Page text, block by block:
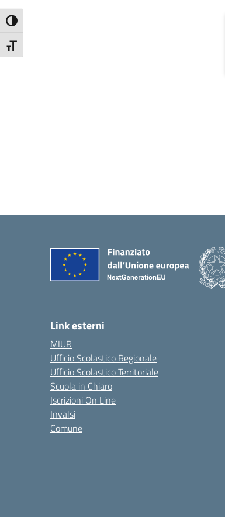
Attiva/disattiva alto contrasto
Attiva/disattiva dimensione testo
Link esterni
MIUR
Ufficio Scolastico Regionale
Ufficio Scolastico Territoriale
Scuola in Chiaro
Iscrizioni On Line
Invalsi
Comune